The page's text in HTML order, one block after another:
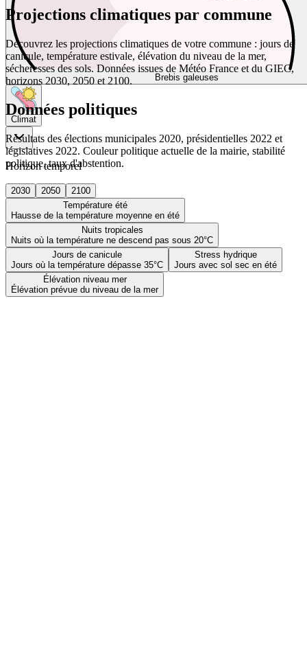
Brebis galeuses
Climat
Horizon temporel
2030 2050
2100
Température été
Hausse de la température moyenne en été
Nuits tropicales
Nuits où la température ne descend pas sous 20°C
Jours de canicule
Jours où la température dépasse 35°C
Stress hydrique
Jours avec sol sec en été
Élévation niveau mer
Élévation prévue du niveau de la mer
Projections climatiques par commune
Découvrez les projections climatiques de votre commune : jours de
canicule, température estivale, élévation du niveau de la mer,
sécheresses des sols. Données issues de Météo France et du GIEC,
horizons 2030, 2050 et 2100.
Données politiques
Résultats des élections municipales 2020, présidentielles 2022 et
législatives 2022. Couleur politique actuelle de la mairie, stabilité
politique, taux d'abstention.